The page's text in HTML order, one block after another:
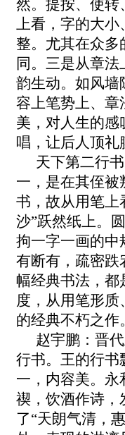
然。提按、使转
上看，字的大
整。尤其在众多
同。三是从章
韵生动。如风墙
容上笔势上、章
美，对人生的感
唱，让后人顶
天下第二行
一，是在其侄被
书，故从用笔上
沙”跃然纸上。
拘一字一画的中
有断有，疏密跌
幅经典书法，都
度，从用笔形
的经典不朽之作
赵宇鹏 ：晋
行书。王的行书
一，内容美。永
禊，饮酒作诗，
了“天朗气清，